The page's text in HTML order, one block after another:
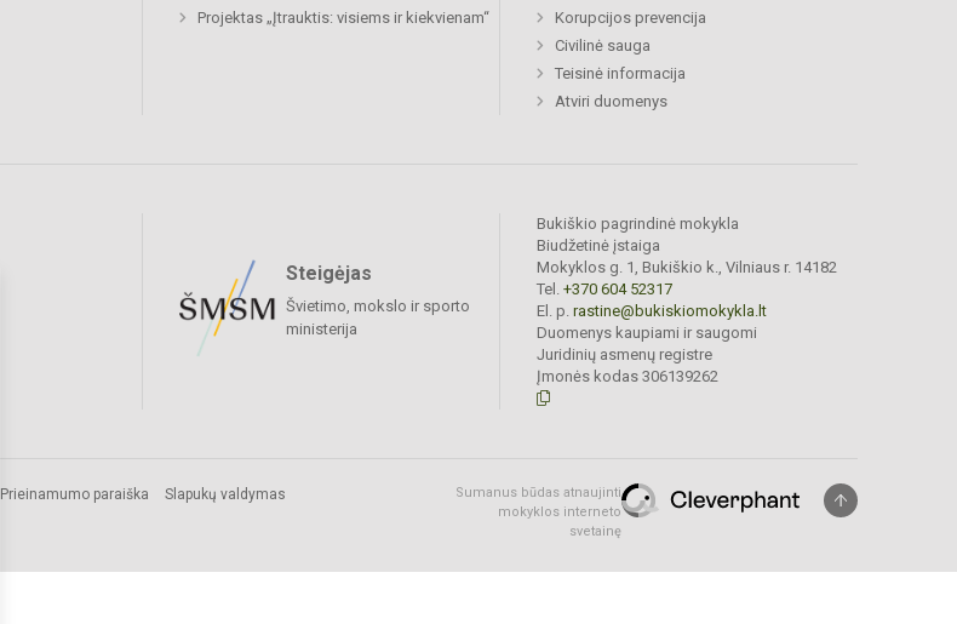
Projektas „Įtrauktis: visiems ir kiekvienam“
Korupcijos prevencija
Civilinė sauga
Teisinė informacija
Atviri duomenys
Steigėjas
Švietimo, mokslo ir sporto
ministerija
Bukiškio pagrindinė mokykla
Biudžetinė įstaiga
Mokyklos g. 1, Bukiškio k., Vilniaus r. 14182
Tel. +370 604 52317
El. p. rastine@bukiskiomokykla.lt
Duomenys kaupiami ir saugomi
Juridinių asmenų registre
Įmonės kodas 306139262
Prieinamumo paraiška Slapukų valdymas
Sumanus būdas atnaujinti
mokyklos interneto
svetainę